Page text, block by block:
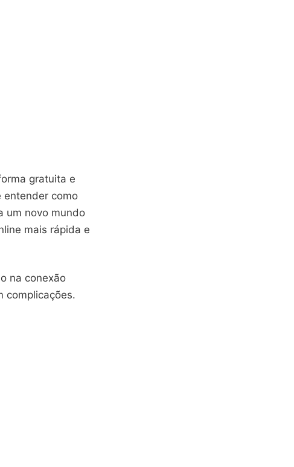
gratuita e
entender como
um novo mundo
mais rápida e
na conexão
complicações.